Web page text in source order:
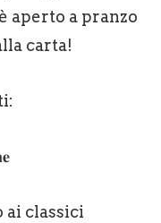
aperto a pranzo
carta!
ai classici